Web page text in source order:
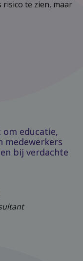
risico te zien, maar
om educatie,
medewerkers
bij verdachte